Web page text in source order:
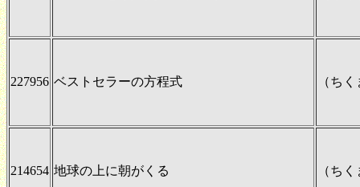
227956 ベストセラーの方程式 （ち
214654 地球の上に朝がくる （ち